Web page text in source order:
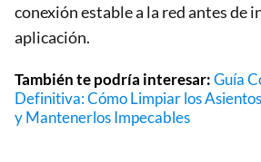
conexión estable a la red antes de
aplicación.
También te podría interesar:Guía
Definitiva: Cómo Limpiar los
y Mantenerlos Impecables